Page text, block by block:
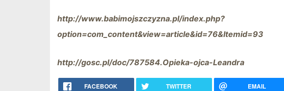
http://www.babimojszczyzna.pl/index.php?
option=com_content&view=article&id=76&Itemid=93
http://gosc.pl/doc/787584.Opieka-ojca-Leandra
FACEBOOK TWITTER EMAIL